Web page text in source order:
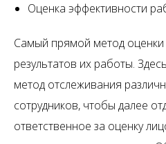
Оценка эффективности
Самый прямой метод оценки
результатов их работы.
метод отслеживания
сотрудников, чтобы далее
ответственное за оценку